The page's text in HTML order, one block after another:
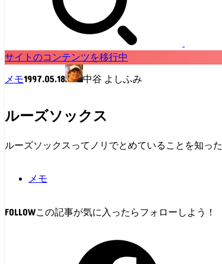
サイトのコンテンツを移行中
メモ1997.05.18 中谷 よしふみ
ルーズソックス
ルーズソックスってノリでとめていることを知っ
メモ
FOLLOW